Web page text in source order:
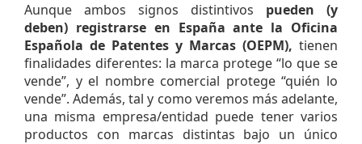
Aunque ambos signos distintivos pueden (y
deben) registrarse en España ante la Oficina
Española de Patentes y Marcas (OEPM), tienen
finalidades diferentes: la marca protege “lo que se
vende”, y el nombre comercial protege “quién lo
vende”. Además, tal y como veremos más adelante,
una misma empresa/entidad puede tener varios
productos con marcas distintas bajo un único